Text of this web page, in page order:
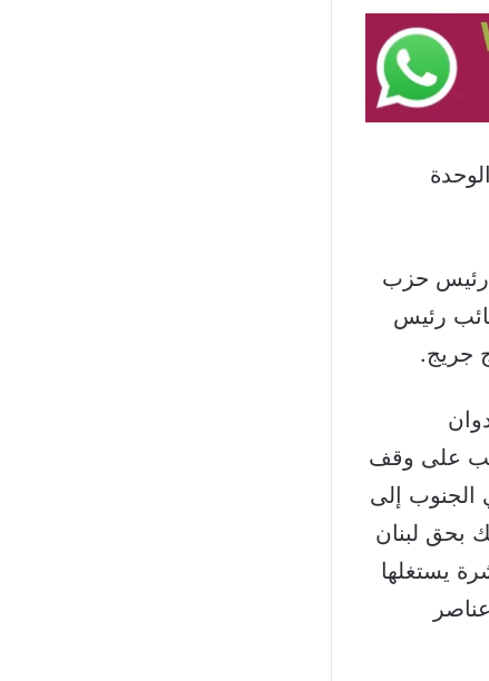
رئيس حزب
رئيس
جريج.
على وقف
الجنوب إلى
بحق لبنان
يستغلها